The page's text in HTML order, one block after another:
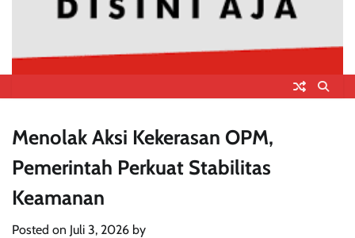
Menolak Aksi Kekerasan OPM,
Pemerintah Perkuat Stabilitas
Keamanan
Posted on Juli 3, 2026 by